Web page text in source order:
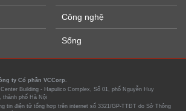
Công nghệ
Sống
ty Cổ phần VCCorp.
Building - Hapulico Complex, Số 01, phố Nguyễn Huy
thành phố Hà Nội
tin điện tử tổng hợp trên internet số 3321/GP-TTĐT do Sở Thông